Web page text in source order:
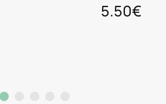
5.50€